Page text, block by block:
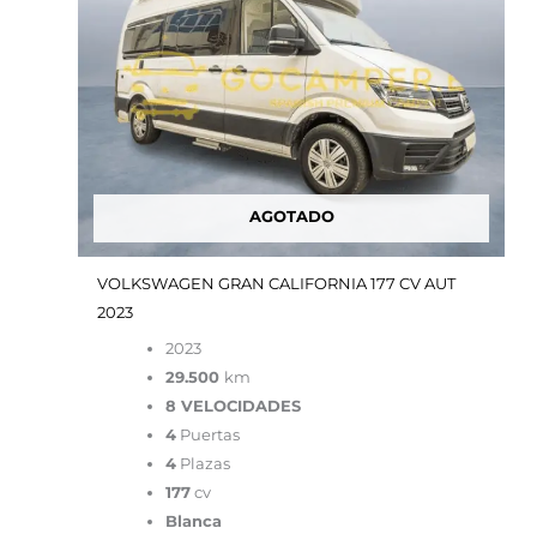
AGOTADO
VOLKSWAGEN GRAN CALIFORNIA 177 CV AUT
2023
2023
29.500 km
8 VELOCIDADES
4Puertas
4Plazas
177cv
Blanca